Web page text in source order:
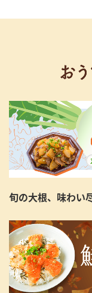
旬の大根、味わい